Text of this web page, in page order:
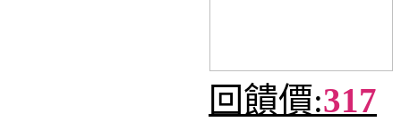
回饋價:317